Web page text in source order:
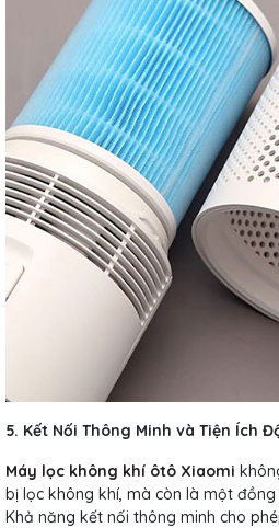
5. Kết Nối Thông Minh và Tiện Ích
Máy lọc không khí ôtô Xiaomi
bị lọc không khí, mà còn là một
Khả năng kết nối thông minh cho